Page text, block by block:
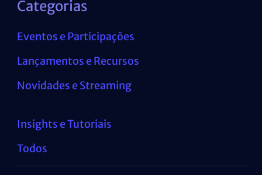
Categorias
Eventos e Participações
Lançamentos e Recursos
Novidades e Streaming
Insights e Tutoriais
Todos